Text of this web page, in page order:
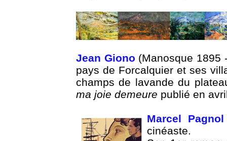
Jean Giono (Manosque 1895
pays de Forcalquier et ses
champs de lavande du
ma joie demeure publié en
Marcel Pagnol
cinéaste.